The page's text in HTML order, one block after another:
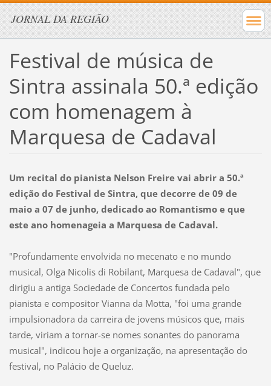
JORNAL DA REGIÃO
Festival de música de
Sintra assinala 50.ª edição
com homenagem à
Marquesa de Cadaval
Um recital do pianista Nelson Freire vai abrir a 50.ª
edição do Festival de Sintra, que decorre de 09 de
maio a 07 de junho, dedicado ao Romantismo e que
este ano homenageia a Marquesa de Cadaval.
"Profundamente envolvida no mecenato e no mundo
musical, Olga Nicolis di Robilant, Marquesa de Cadaval", que
dirigiu a antiga Sociedade de Concertos fundada pelo
pianista e compositor Vianna da Motta, "foi uma grande
impulsionadora da carreira de jovens músicos que, mais
tarde, viriam a tornar-se nomes sonantes do panorama
musical", indicou hoje a organização, na apresentação do
festival, no Palácio de Queluz.